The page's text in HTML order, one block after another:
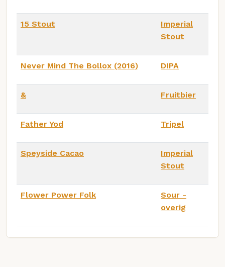
15 Stout
Imperial
Stout
Never Mind The Bollox (2016) DIPA
& Fruitbier
Father Yod Tripel
Speyside Cacao
Imperial
Stout
Flower Power Folk
Sour -
overig